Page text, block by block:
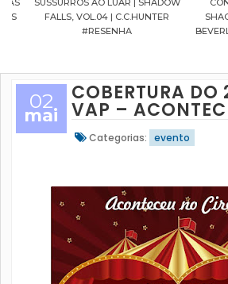
SUSSURROS AO LUAR | SHADOW
FALLS, VOL.04 | C.C.HUNTER
#RESENHA
02
mai
COBERTURA DO
VAP –
Categorias: evento